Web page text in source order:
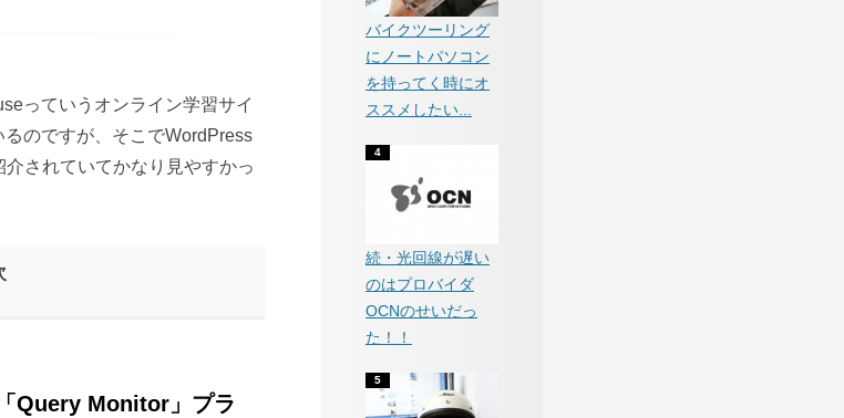
っていうオンライン学習サイ
のですが、そこでWordPress
されていてかなり見やすかっ
Query Monitor」プラ
バイクツーリング
にノートパソコン
を持ってく時にオ
ススメしたい...
続・光回線が遅い
のはプロバイダ
OCNのせいだっ
た！！